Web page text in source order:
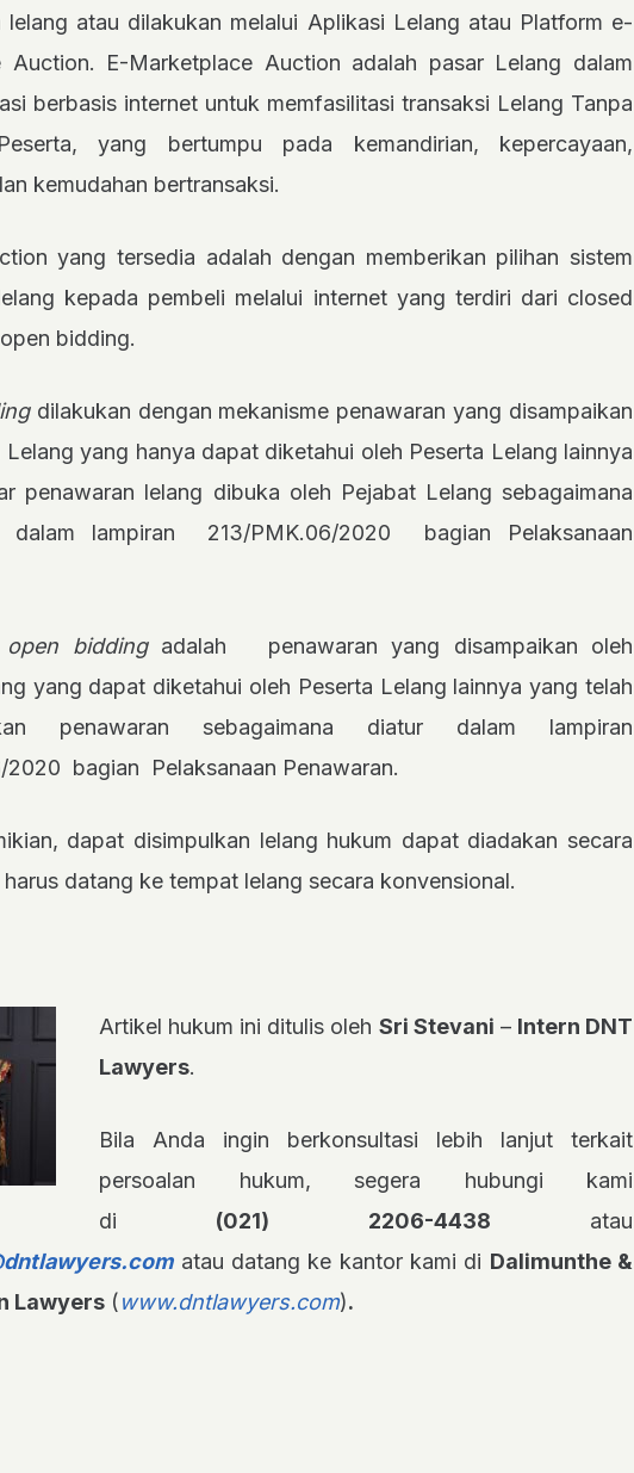
lelang atau dilakukan melalui Aplikasi Lelang atau Platform e-
Auction. E-Marketplace Auction adalah pasar Lelang dalam
berbasis internet untuk memfasilitasi transaksi Lelang Tanpa
yang bertumpu pada kemandirian, kepercayaan,
kemudahan bertransaksi.
yang tersedia adalah dengan memberikan pilihan sistem
kepada pembeli melalui internet yang terdiri dari closed
bidding.
dilakukan dengan mekanisme penawaran yang disampaikan
Lelang yang hanya dapat diketahui oleh Peserta Lelang lainnya
penawaran lelang dibuka oleh Pejabat Lelang sebagaimana
dalam lampiran 213/PMK.06/2020 bagian Pelaksanaan
open biddingadalah penawaran yang disampaikan oleh
yang dapat diketahui oleh Peserta Lelang lainnya yang telah
penawaran sebagaimana diatur dalam lampiran
2020 bagian Pelaksanaan Penawaran.
dapat disimpulkan lelang hukum dapat diadakan secara
datang ke tempat lelang secara konvensional.
Artikel hukum ini ditulis oleh Sri Stevani – Intern DNT
Lawyers.
Bila Anda ingin berkonsultasi lebih lanjut terkait
persoalan hukum, segera hubungi kami
di (021) 2206-4438 atau
atau datang ke kantor kami di Dalimunthe &
Lawyers (www.dntlawyers.com).